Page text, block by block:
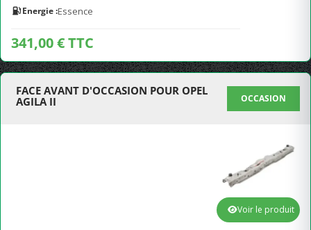
Energie :Essence
341,00 € TTC
FACE AVANT D'OCCASION POUR OPEL
AGILA II
OCCASION
Voir le produit